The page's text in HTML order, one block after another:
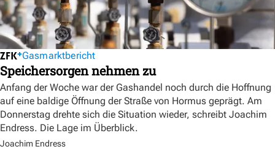
Gasmarktbericht
Speichersorgen nehmen zu
Anfang der Woche war der Gashandel noch durch die Hoffnung
auf eine baldige Öffnung der Straße von Hormus geprägt. Am
Donnerstag drehte sich die Situation wieder, schreibt Joachim
Endress. Die Lage im Überblick.
Joachim Endress